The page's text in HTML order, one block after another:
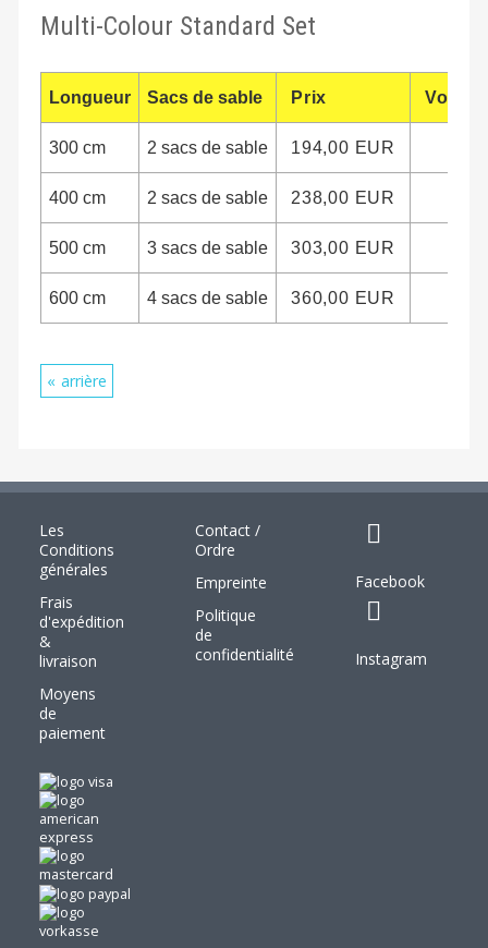
Multi-Colour Standard Set
Longueur Sacs de sable Prix Vous
300 cm 2 sacs de sable 194,00 EUR
400 cm 2 sacs de sable 238,00 EUR
500 cm 3 sacs de sable 303,00 EUR
600 cm 4 sacs de sable 360,00 EUR
arrière
Les
Conditions
générales
Frais
d'expédition
&
livraison
Moyens
de
paiement
Contact /
Ordre
Empreinte
Politique
de
confidentialité
Facebook
Instagram